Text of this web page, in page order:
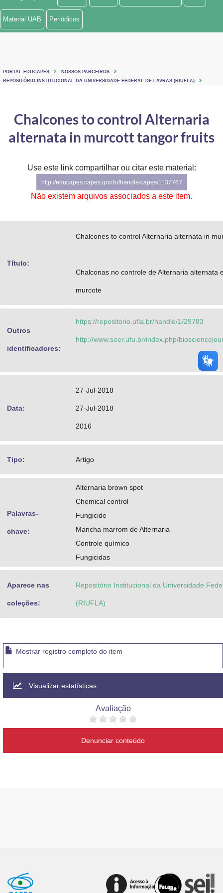
Ministério de Minas e Energia
Ministério do Turismo
Controladoria-Geral da União
Secretaria-Geral
Material UAB Periódicos
PORTAL EDUCAPES
NOSSOS PARCEIROS
REPOSITÓRIO INSTITUCIONAL DA UNIVERSIDADE FEDERAL DE LAVRAS (RIUFLA)
Chalcones to control Alternaria
alternata in murcott tangor fruits
Use este link compartilhar ou citar este material:
http://educapes.capes.gov.br/handle/capes/1137767
Não existem arquivos associados a este item.
Título:
Chalcones to control Alternaria alternata in
Chalconas no controle de Alternaria alternata
murcote
Outros
identificadores:
https://repositorio.ufla.br/handle/1/29783
http://www.seer.ufu.br/index.php/
Data:
27-Jul-2018
27-Jul-2018
2016
Tipo: Artigo
Palavras-
chave:
Alternaria brown spot
Chemical control
Fungicide
Mancha marrom de Alternaria
Controle químico
Fungicidas
Aparece nas
coleções:
Repositório Institucional da Universidade
(RIUFLA)
Mostrar registro completo do item
Visualizar estatísticas
Avaliação
Denunciar conteúdo